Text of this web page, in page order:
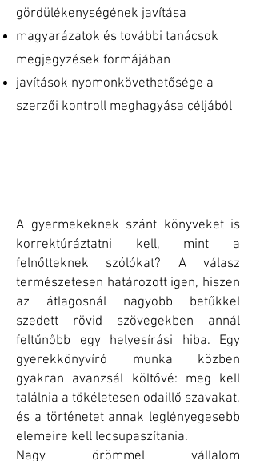
gördülékenységének javítása
magyarázatok és további tanácsok
megjegyzések formájában
javítások nyomonkövethetősége a
szerzői kontroll meghagyása céljából
A gyermekeknek szánt könyveket is
korrektúráztatni kell, mint a
felnőtteknek szólókat? A válasz
természetesen határozott igen, hiszen
az átlagosnál nagyobb betűkkel
szedett rövid szövegekben annál
feltűnőbb egy helyesírási hiba. Egy
gyerekkönyvíró munka közben
gyakran avanzsál költővé: meg kell
találnia a tökéletesen odaillő szavakat,
és a történetet annak leglényegesebb
elemeire kell lecsupaszítania.
Nagy örömmel vállalom